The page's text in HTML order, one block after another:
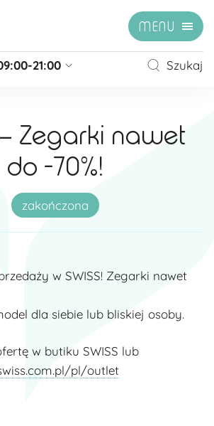
MENU
21:00
zamknięte
10:00 - 20:00
»
Szukaj
– Zegarki nawet
do -70%!
zakończona
w SWISS! Zegarki nawet
dla siebie lub bliskiej osoby.
w butiku SWISS lub
pl/outlet